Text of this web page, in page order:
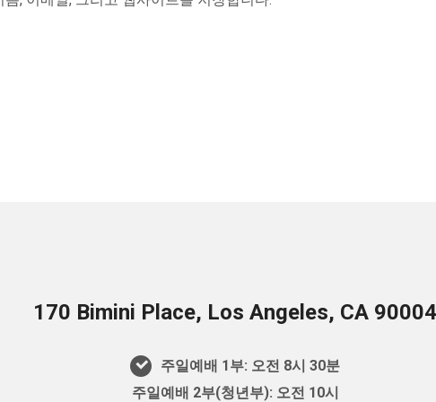
170 Bimini Place, Los Angeles, CA 90004
주일예배 1부: 오전 8시 30분
주일예배 2부(청년부): 오전 10시